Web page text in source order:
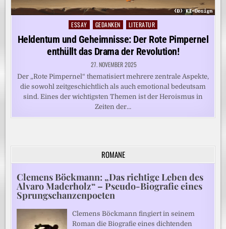
Posted
ESSAY GEDANKEN LITERATUR
Heldentum und Geheimnisse: Der Rote Pimpernel
enthüllt das Drama der Revolution!
27. NOVEMBER 2025
Der „Rote Pimpernel“ thematisiert mehrere zentrale Aspekte,
die sowohl zeitgeschichtlich als auch emotional bedeutsam
sind. Eines der wichtigsten Themen ist der Heroismus in
Zeiten der…
ROMANE
Clemens Böckmann: „Das richtige Leben des
Alvaro Maderholz“ – Pseudo-Biografie eines
Sprungschanzenpoeten
Clemens Böckmann fingiert in seinem
Roman die Biografie eines dichtenden